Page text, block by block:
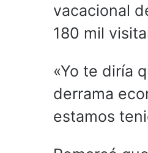
vacacional
180 mil
«Yo te diría
derrama
estamos